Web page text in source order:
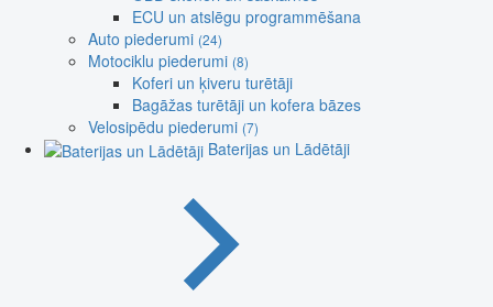
ECU un atslēgu programmēšana
Auto piederumi (24)
Motociklu piederumi (8)
Koferi un ķiveru turētāji
Bagāžas turētāji un kofera bāzes
Velosipēdu piederumi (7)
Baterijas un Lādētāji